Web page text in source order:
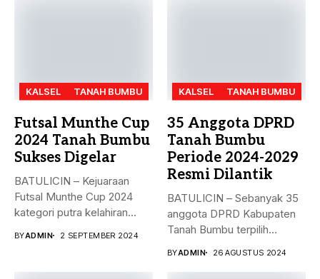
KALSEL TANAH BUMBU
Futsal Munthe Cup
2024 Tanah Bumbu
Sukses Digelar
BATULICIN – Kejuaraan
Futsal Munthe Cup 2024
kategori putra kelahiran
BYADMIN 2 SEPTEMBER 2024
KALSEL TANAH BUMBU
35 Anggota DPRD
Tanah Bumbu
Periode 2024-2029
Resmi Dilantik
BATULICIN – Sebanyak 35
anggota DPRD Kabupaten
Tanah Bumbu terpilih
BYADMIN 26 AGUSTUS 2024